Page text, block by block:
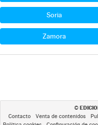
Soria
Zamora
©
Contacto Venta de contenidos